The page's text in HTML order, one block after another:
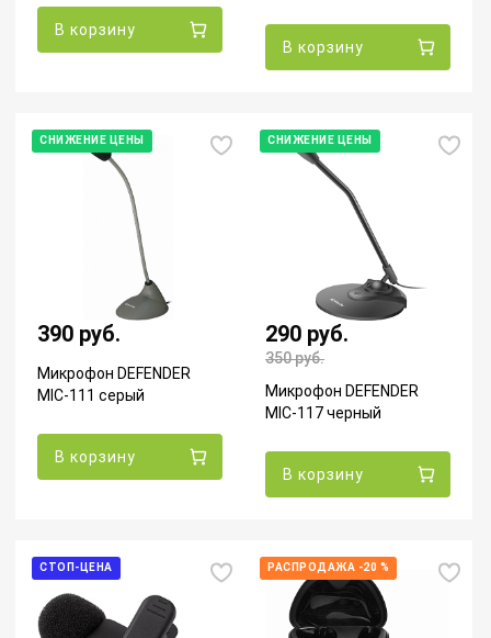
В корзину
В корзину
СНИЖЕНИЕ ЦЕНЫ
390 руб.
Микрофон DEFENDER
MIC-111 серый
В корзину
СНИЖЕНИЕ ЦЕНЫ
290 руб.
350руб.
Микрофон DEFENDER
MIC-117 черный
В корзину
СТОП-ЦЕНА РАСПРОДАЖА -20 %